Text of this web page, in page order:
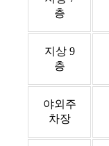
층
지상 9
층
야외주
차장